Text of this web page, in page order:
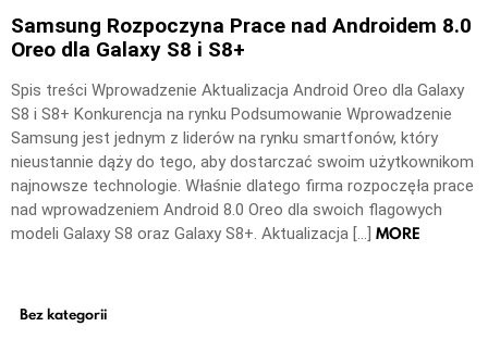
Samsung Rozpoczyna Prace nad Androidem 8.0
Oreo dla Galaxy S8 i S8+
Spis treści Wprowadzenie Aktualizacja Android Oreo dla Galaxy
S8 i S8+ Konkurencja na rynku Podsumowanie Wprowadzenie
Samsung jest jednym z liderów na rynku smartfonów, który
nieustannie dąży do tego, aby dostarczać swoim użytkownikom
najnowsze technologie. Właśnie dlatego firma rozpoczęła prace
nad wprowadzeniem Android 8.0 Oreo dla swoich flagowych
modeli Galaxy S8 oraz Galaxy S8+. Aktualizacja […] MORE
Bez kategorii